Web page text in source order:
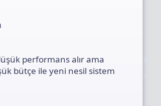
performans alır ama
bütçe ile yeni nesil sistem